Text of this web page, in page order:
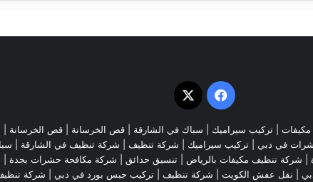
فيسبوك
‫X
| تركيب سيراميك | سباك في الشارقة قص الخرسانة | قص الخرسانة |
في دبي تركيب سيراميك شركة تنظيف شركة تنظيف في الشارقة |
شركة تنظيف مكيفات بالرياض تنسيق حدائق شركة مكافحة حشرات بجدة
نقل عفش الكويت شركة تنظيف تركيب جبس بورد في دبي شركة